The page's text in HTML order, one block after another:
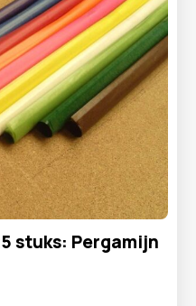
stuks: Pergamijn